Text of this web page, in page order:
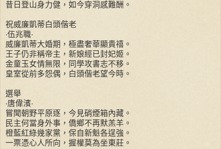
昔日登山身力健，如今穿洞感難酬。
祝威廉凱蒂白頭偕老
‧伍兆職‧
威廉凱蒂大婚期，極盡奢華顯貴禧。
王子仍非稱帝主，新娘經已封妃姬。
金童玉女情無限，同學攻書志不移。
皇室從前多怨偶，白頭偕老望今時。
選舉
‧唐偉濱‧
嘗聞朝野平原逐，今見硝煙箱內藏。
民主何當身外事，僑鄉不再默羔羊。
橙藍紅綠幾家黨，保自新魁各逞強。
一票憑心人所向，握權莫為坐東莊。